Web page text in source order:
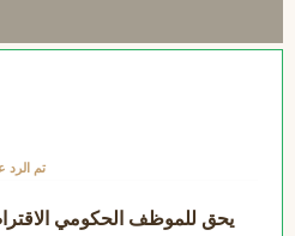
تم الرد
يحق للموظف الحكومي